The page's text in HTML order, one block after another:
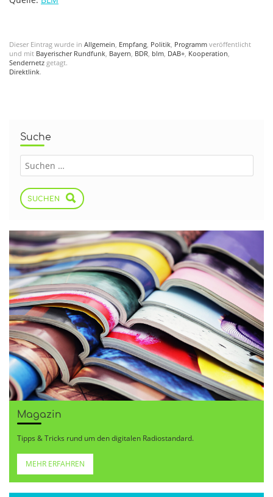
Dieser Eintrag wurde in Allgemein, Empfang, Politik, Programm veröffentlicht
und mit Bayerischer Rundfunk, Bayern, BDR, blm, DAB+, Kooperation,
Sendernetz getagt.
Direktlink.
Suche
SUCHEN
Magazin
Tipps & Tricks rund um den digitalen Radiostandard.
MEHR ERFAHREN